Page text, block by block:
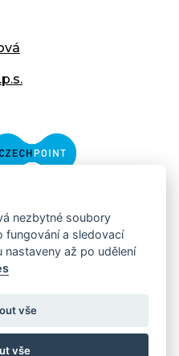
úřad Orlová
nezbytné soubory
fungování a sledovací
až po udělení
vše
vše